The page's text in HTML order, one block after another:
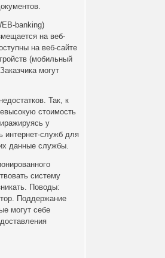
banking)
на веб-
на веб-сайте
(мобильный
могут
Так, к
стоимость
у
интернет-служб для
данные службы.
систему
Поводы:
Поддержание
могут себе